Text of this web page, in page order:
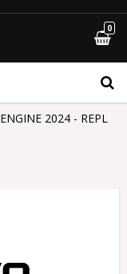
0
ENGINE 2024 - REPL